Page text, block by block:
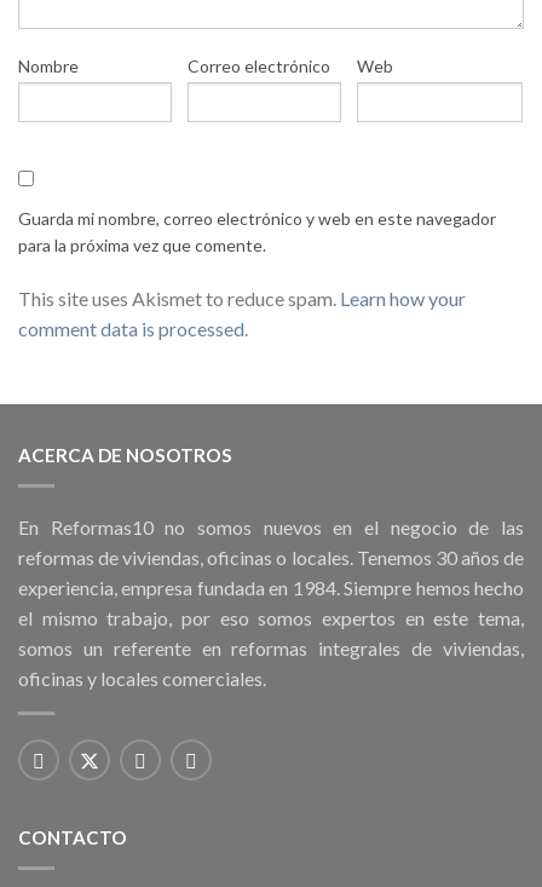
Nombre Correo electrónico Web
Guarda mi nombre, correo electrónico y web en este navegador
para la próxima vez que comente.
This site uses Akismet to reduce spam. Learn how your
comment data is processed
ACERCA DE NOSOTROS
En Reformas10 no somos nuevos en el negocio de las
reformas de viviendas, oficinas o locales. Tenemos 30 años de
experiencia, empresa fundada en 1984. Siempre hemos hecho
el mismo trabajo, por eso somos expertos en este tema,
somos un referente en reformas integrales de viviendas,
oficinas y locales comerciales.
CONTACTO